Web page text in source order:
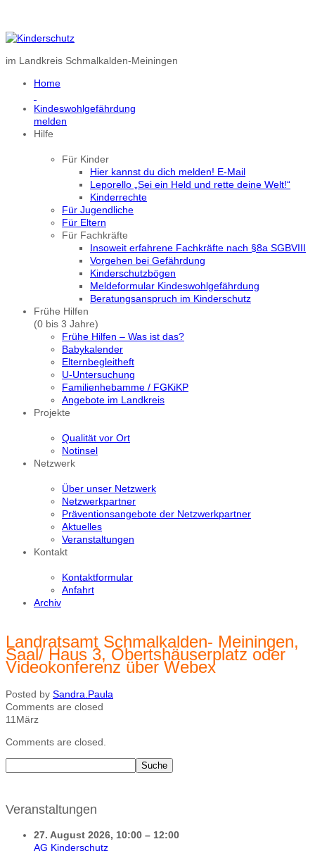
im Landkreis Schmalkalden-Meiningen
Home
Kindeswohlgefährdung
melden
Hilfe
Für Kinder
Hier kannst du dich melden! E-Mail
Leporello „Sei ein Held und rette deine Welt!“
Kinderrechte
Für Jugendliche
Für Eltern
Für Fachkräfte
Insoweit erfahrene Fachkräfte nach §8a SGBVIII
Vorgehen bei Gefährdung
Kinderschutzbögen
Meldeformular Kindeswohlgefährdung
Beratungsanspruch im Kinderschutz
Frühe Hilfen
(0 bis 3 Jahre)
Frühe Hilfen – Was ist das?
Babykalender
Elternbegleitheft
U-Untersuchung
Familienhebamme / FGKiKP
Angebote im Landkreis
Projekte
Qualität vor Ort
Notinsel
Netzwerk
Über unser Netzwerk
Netzwerkpartner
Präventionsangebote der Netzwerkpartner
Aktuelles
Veranstaltungen
Kontakt
Kontaktformular
Anfahrt
Archiv
Landratsamt Schmalkalden- Meiningen,
Saal/ Haus 3, Obertshäuserplatz oder
Videokonferenz über Webex
Posted by Sandra.Paula
Comments are closed
11 März
Comments are closed.
Veranstaltungen
27. August 2026, 10:00 – 12:00
AG Kinderschutz